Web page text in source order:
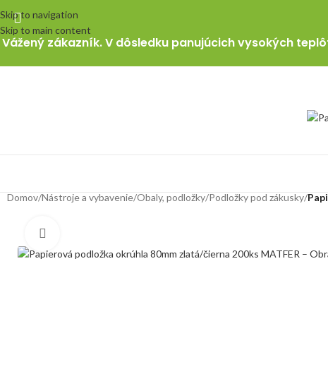
Skip to navigation
Skip to main content
Vážený zákazník. V dôsledku panujúcich vysokých
Domov/Nástroje a vybavenie/Obaly, podložky/Podložky pod zákusky/